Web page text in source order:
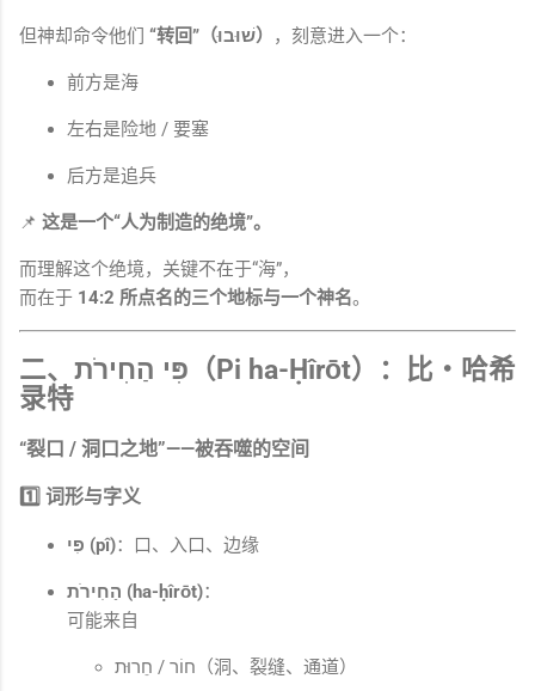
但神却命令他们 “转回”（שׁוּבוּ） ，刻意进入一个：
前方是海
左右是险地 / 要塞
后方是追兵
📌 这是一个“人为制造的绝境”。
而理解这个绝境，关键不在于“海”，
而在于 14:2 所点名的三个地标与一个神名。
二、פִּי הַחִירֹת（Pi ha-Ḥîrōt）：
比‧哈希
录特
“裂口 / 洞口之地”——被吞噬的空间
1️⃣ 词形与字义
פִּי (pî)：口、入口、边缘
הַחִירֹת (ha-ḥîrōt)：
可能来自
חוֹר / חֵרוּת（洞、裂缝、通道）